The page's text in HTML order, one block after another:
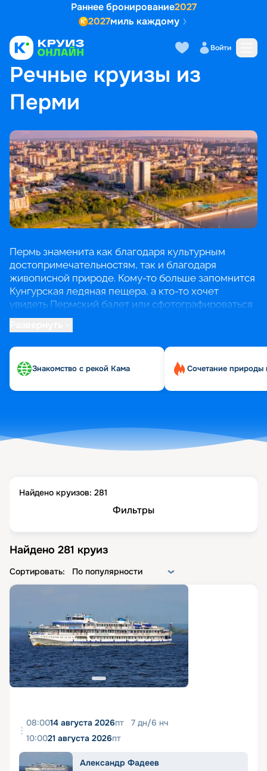
Раннее бронирование2027
2027миль каждому
Войти
ГЛАВНАЯ • ПОПУЛЯРНЫЕ НАПРАВЛЕНИЯ РЕЧНЫЕ КРУИЗЫ ИЗ ПЕРМИ
Речные круизы из
Перми
Пермь знаменита как благодаря культурным
достопримечательностям, так и благодаря
живописной природе. Кому-то больше запомнится
Кунгурская ледяная пещера, а кто-то хочет
увидеть Пермский балет или сфотографироваться
у арт-объекта «Счастье не за горами».
В круизах из Перми можно не только
Волге, добраться до городов Золотого кольца и
Татарстана и даже совершить круиз к Соловецким
Знакомство с рекой Кама Сочетание природы
Найдено круизов: 281
Фильтры
Найдено 281 круиз
Сортировать: По популярности
08:0014 августа 2026пт 7 дн/6 нч
10:0021 августа 2026пт
Александр Фадеев